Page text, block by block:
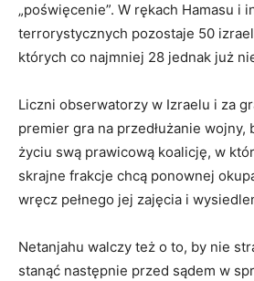
„poświęcenie”. W rękach Hamasu i
terrorystycznych pozostaje 50
których co najmniej 28 jednak już
Liczni obserwatorzy w Izraelu i za
premier gra na przedłużanie wojny,
życiu swą prawicową koalicję, w
skrajne frakcje chcą ponownej
wręcz pełnego jej zajęcia i
Netanjahu walczy też o to, by nie
stanąć następnie przed sądem w